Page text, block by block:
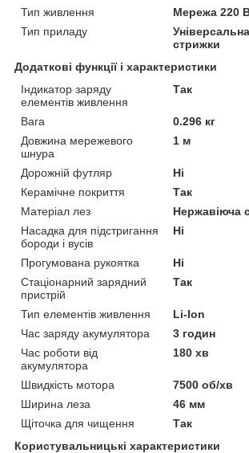
Тип живлення
Мережа 220
Тип приладу
стрижки
Додаткові функції і характеристики
Індикатор заряду
елементів живлення
Так
Вага
0.296 кг
Довжина мережевого
шнура
1 м
Дорожній футляр
Ні
Керамічне покриття
Так
Матеріал лез
Нержавіюча
Насадка для підстригання
бороди і вусів
Ні
Прогумована рукоятка
Ні
Стаціонарний зарядний
пристрій
Так
Тип елементів живлення
Li-Ion
Час заряду акумулятора
3 годин
Час роботи від
акумулятора
180 хв
Швидкість мотора
7500 об/хв
Ширина леза
46 мм
Щіточка для чищення
Так
Користувальницькі характеристики